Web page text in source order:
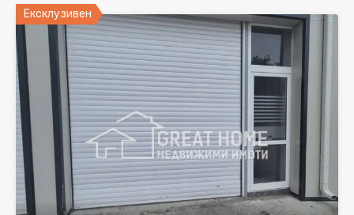
Ексклузивен